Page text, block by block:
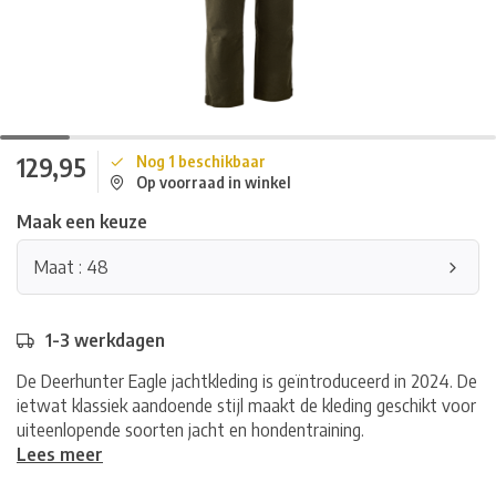
129,95
Nog 1 beschikbaar
Op voorraad in winkel
Maak een keuze
Maat : 48
1-3 werkdagen
De Deerhunter Eagle jachtkleding is geïntroduceerd in 2024. De
ietwat klassiek aandoende stijl maakt de kleding geschikt voor
uiteenlopende soorten jacht en hondentraining.
Lees meer